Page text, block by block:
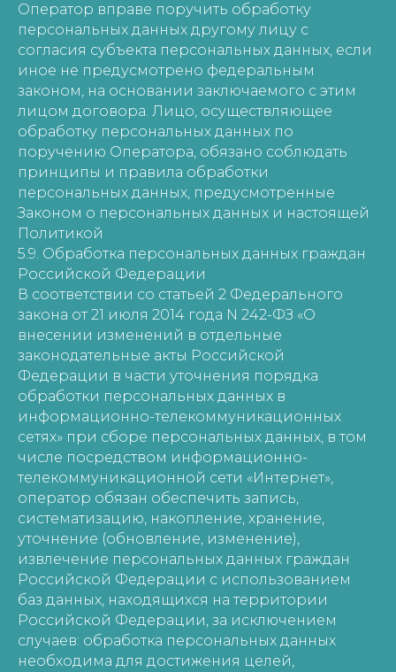
Оператор вправе поручить обработку
персональных данных другому лицу с
согласия субъекта персональных данных, если
иное не предусмотрено федеральным
законом, на основании заключаемого с этим
лицом договора. Лицо, осуществляющее
обработку персональных данных по
поручению Оператора, обязано соблюдать
принципы и правила обработки
персональных данных, предусмотренные
Законом о персональных данных и настоящей
Политикой
5.9. Обработка персональных данных граждан
Российской Федерации
В соответствии со статьей 2 Федерального
закона от 21 июля 2014 года N 242-ФЗ «О
внесении изменений в отдельные
законодательные акты Российской
Федерации в части уточнения порядка
обработки персональных данных в
информационно-телекоммуникационных
сетях» при сборе персональных данных, в том
числе посредством информационно-
телекоммуникационной сети «Интернет»,
оператор обязан обеспечить запись,
систематизацию, накопление, хранение,
уточнение (обновление, изменение),
извлечение персональных данных граждан
Российской Федерации с использованием
баз данных, находящихся на территории
Российской Федерации, за исключением
случаев: обработка персональных данных
необходима для достижения целей,